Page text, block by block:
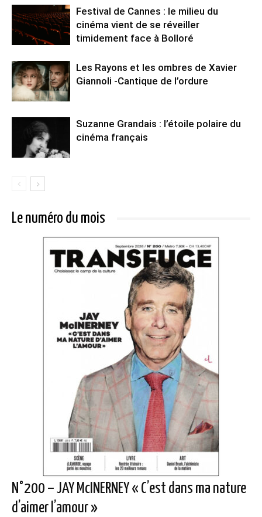
Festival de Cannes : le milieu du
cinéma vient de se réveiller
timidement face à Bolloré
Les Rayons et les ombres de Xavier
Giannoli -Cantique de l’ordure
Suzanne Grandais : l’étoile polaire du
cinéma français
Le numéro du mois
N°200 – JAY McINERNEY « C’est dans ma nature
d’aimer l’amour »